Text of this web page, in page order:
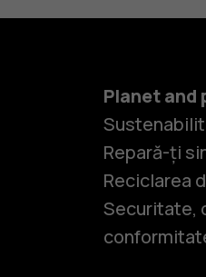
Planet and
Repară-ți
Reciclarea
Securitate,